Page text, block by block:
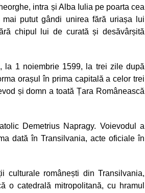
intra și Alba Iulia pe poarta cea
putut gândi unirea fără uriașa lui
chipul lui de curată și desăvârșită
la 1 noiembrie 1599, la trei zile după
orașul în prima capitală a celor trei
și domn a toată Țara Românească
Demetrius Napragy. Voievodul a
dată în Transilvania, acte oficiale în
culturale românești din Transilvania,
o catedrală mitropolitană, cu hramul